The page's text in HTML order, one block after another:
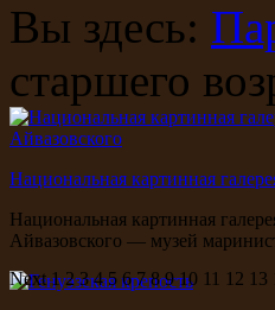
Вы здесь:
старшего
Национальная картинная
Национальная картинная
Айвазовского — музей
Next12345678910 11 12 13